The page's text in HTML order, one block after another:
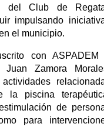
del Club de
impulsando
el municipio.
con ASPADEM
Juan Zamora
la piscina
de
para